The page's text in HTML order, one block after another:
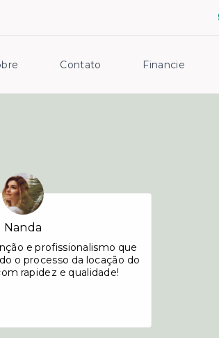
Contato Financie
Nanda
e profissionalismo que
o processo da locação do
rapidez e qualidade!